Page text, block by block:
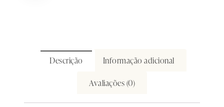
Descrição Informação adicional
Avaliações (0)